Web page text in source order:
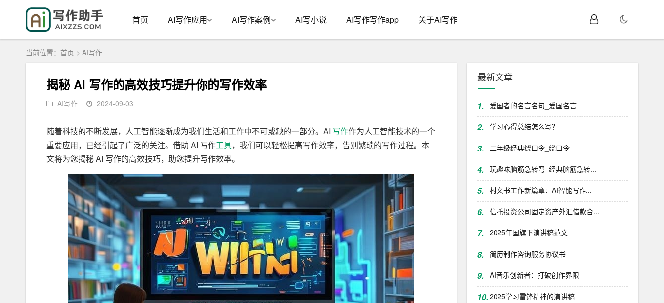
首页 AI写作应用 AI写作案例 AI写小说 AI写作写作app 关于AI写作
当前位置： 首页 > AI写作
揭秘 AI 写作的高效技巧提升你的写作效率
AI写作 2024-09-03
随着科技的不断发展，人工智能逐渐成为我们生活和工作中不可或缺的一部分。AI 写作作为人工智能技术的一个
重要应用，已经引起了广泛的关注。借助 AI 写作工具，我们可以轻松提高写作效率，告别繁琐的写作过程。本
文将为您揭秘 AI 写作的高效技巧，助您提升写作效率。
最新文章
1. 爱国者的名言名句_爱国名言
2. 学习心得总结怎么写？
3. 二年级经典绕口令_绕口令
4. 玩趣味脑筋急转弯_经典脑筋急转...
5. 村文书工作新篇章：AI智能写作...
6. 信托投资公司固定资产外汇借款合...
7. 2025年国旗下演讲稿范文
8. 简历制作咨询服务协议书
9. AI音乐创新者：打破创作界限
10.2025学习雷锋精神的演讲稿